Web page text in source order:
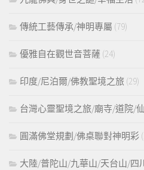
傳統工藝傳承/神明專屬 (79)
優雅自在觀世音菩薩 (24)
印度/尼泊爾/佛教聖境之旅 (29)
台灣心靈聖境之旅/廟寺/道院/
圓滿佛堂規劃/佛桌聯對神明彩
大陸/普陀山/九華山/天台山/四川